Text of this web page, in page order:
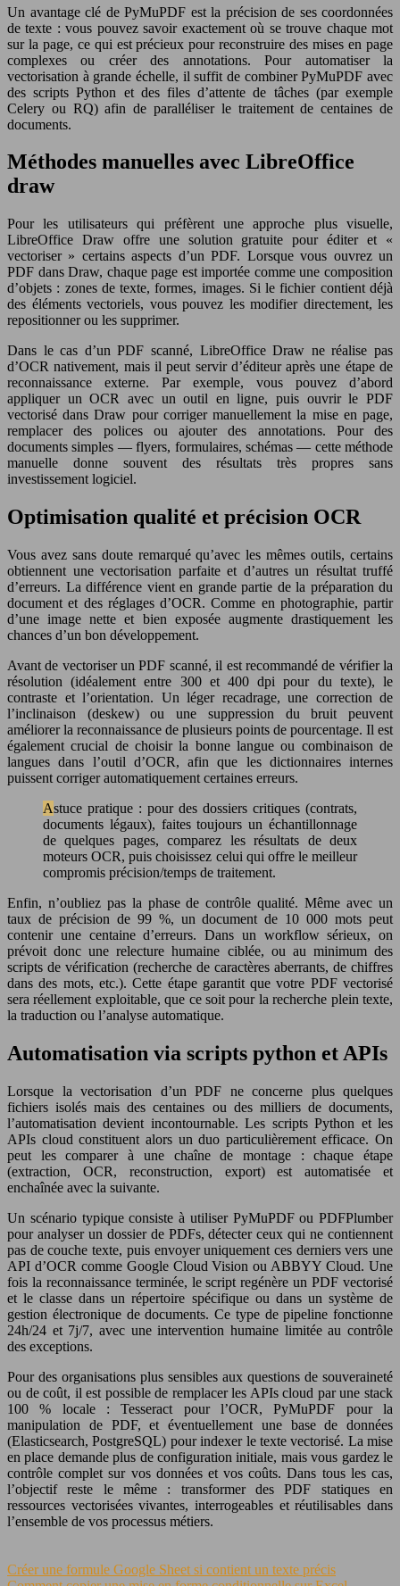
Un avantage clé de PyMuPDF est la précision de ses coordonnées
de texte : vous pouvez savoir exactement où se trouve chaque mot
sur la page, ce qui est précieux pour reconstruire des mises en page
complexes ou créer des annotations. Pour automatiser la
vectorisation à grande échelle, il suffit de combiner PyMuPDF avec
des scripts Python et des files d’attente de tâches (par exemple
Celery ou RQ) afin de paralléliser le traitement de centaines de
documents.
Méthodes manuelles avec LibreOffice
draw
Pour les utilisateurs qui préfèrent une approche plus visuelle,
LibreOffice Draw offre une solution gratuite pour éditer et «
vectoriser » certains aspects d’un PDF. Lorsque vous ouvrez un
PDF dans Draw, chaque page est importée comme une composition
d’objets : zones de texte, formes, images. Si le fichier contient déjà
des éléments vectoriels, vous pouvez les modifier directement, les
repositionner ou les supprimer.
Dans le cas d’un PDF scanné, LibreOffice Draw ne réalise pas
d’OCR nativement, mais il peut servir d’éditeur après une étape de
reconnaissance externe. Par exemple, vous pouvez d’abord
appliquer un OCR avec un outil en ligne, puis ouvrir le PDF
vectorisé dans Draw pour corriger manuellement la mise en page,
remplacer des polices ou ajouter des annotations. Pour des
documents simples — flyers, formulaires, schémas — cette méthode
manuelle donne souvent des résultats très propres sans
investissement logiciel.
Optimisation qualité et précision OCR
Vous avez sans doute remarqué qu’avec les mêmes outils, certains
obtiennent une vectorisation parfaite et d’autres un résultat truffé
d’erreurs. La différence vient en grande partie de la préparation du
document et des réglages d’OCR. Comme en photographie, partir
d’une image nette et bien exposée augmente drastiquement les
chances d’un bon développement.
Avant de vectoriser un PDF scanné, il est recommandé de vérifier la
résolution (idéalement entre 300 et 400 dpi pour du texte), le
contraste et l’orientation. Un léger recadrage, une correction de
l’inclinaison (deskew) ou une suppression du bruit peuvent
améliorer la reconnaissance de plusieurs points de pourcentage. Il est
également crucial de choisir la bonne langue ou combinaison de
langues dans l’outil d’OCR, afin que les dictionnaires internes
puissent corriger automatiquement certaines erreurs.
Astuce pratique : pour des dossiers critiques (contrats,
documents légaux), faites toujours un échantillonnage
de quelques pages, comparez les résultats de deux
moteurs OCR, puis choisissez celui qui offre le meilleur
compromis précision/temps de traitement.
Enfin, n’oubliez pas la phase de contrôle qualité. Même avec un
taux de précision de 99 %, un document de 10 000 mots peut
contenir une centaine d’erreurs. Dans un workflow sérieux, on
prévoit donc une relecture humaine ciblée, ou au minimum des
scripts de vérification (recherche de caractères aberrants, de chiffres
dans des mots, etc.). Cette étape garantit que votre PDF vectorisé
sera réellement exploitable, que ce soit pour la recherche plein texte,
la traduction ou l’analyse automatique.
Automatisation via scripts python et APIs
Lorsque la vectorisation d’un PDF ne concerne plus quelques
fichiers isolés mais des centaines ou des milliers de documents,
l’automatisation devient incontournable. Les scripts Python et les
APIs cloud constituent alors un duo particulièrement efficace. On
peut les comparer à une chaîne de montage : chaque étape
(extraction, OCR, reconstruction, export) est automatisée et
enchaînée avec la suivante.
Un scénario typique consiste à utiliser PyMuPDF ou PDFPlumber
pour analyser un dossier de PDFs, détecter ceux qui ne contiennent
pas de couche texte, puis envoyer uniquement ces derniers vers une
API d’OCR comme Google Cloud Vision ou ABBYY Cloud. Une
fois la reconnaissance terminée, le script regénère un PDF vectorisé
et le classe dans un répertoire spécifique ou dans un système de
gestion électronique de documents. Ce type de pipeline fonctionne
24h/24 et 7j/7, avec une intervention humaine limitée au contrôle
des exceptions.
Pour des organisations plus sensibles aux questions de souveraineté
ou de coût, il est possible de remplacer les APIs cloud par une stack
100 % locale : Tesseract pour l’OCR, PyMuPDF pour la
manipulation de PDF, et éventuellement une base de données
(Elasticsearch, PostgreSQL) pour indexer le texte vectorisé. La mise
en place demande plus de configuration initiale, mais vous gardez le
contrôle complet sur vos données et vos coûts. Dans tous les cas,
l’objectif reste le même : transformer des PDF statiques en
ressources vectorisées vivantes, interrogeables et réutilisables dans
l’ensemble de vos processus métiers.
Créer une formule Google Sheet si contient un texte précis